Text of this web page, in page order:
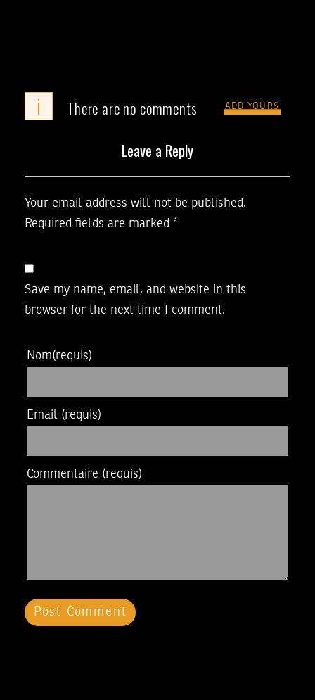
i There are no comments ADD YOURS
Leave a Reply
Your email address will not be published.
Required fields are marked *
Save my name, email, and website in this
browser for the next time I comment.
Nom(requis)
Email (requis)
Commentaire (requis)